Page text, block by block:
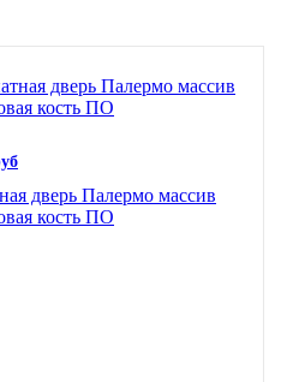
дверь Палермо массив
кость ПО